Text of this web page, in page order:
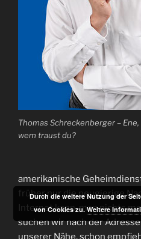
Thomas Schreckenberger –
wem traust du?
amerikanische
früher nur die neugierige
Internet kann man nichts
suchen wir nach der
unserer Nähe, schon
Durch die weitere Nutzung der
von Cookies zu.Weitere